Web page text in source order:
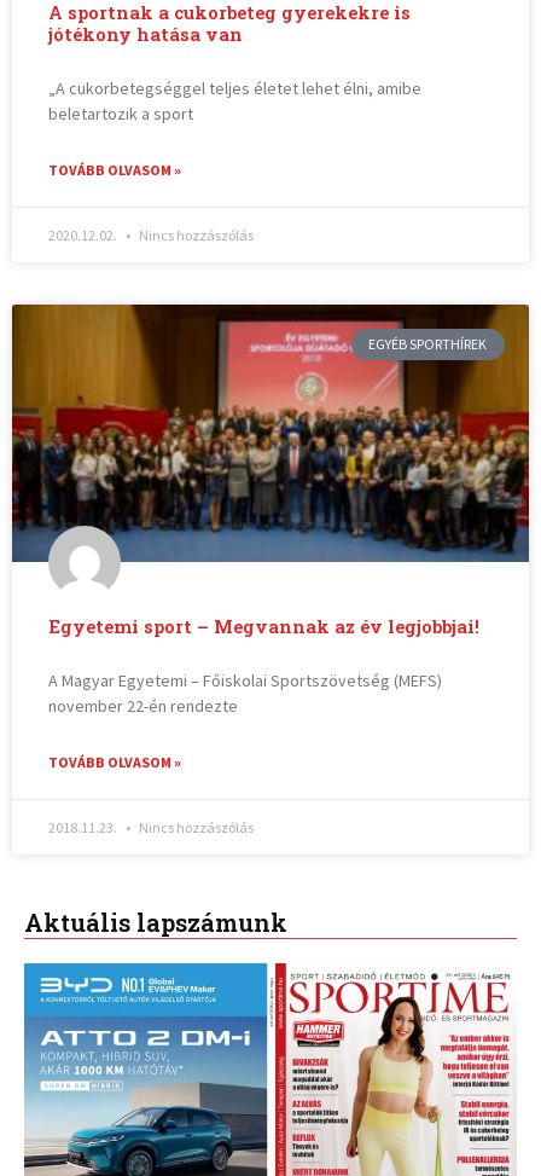
A sportnak a cukorbeteg gyerekekre is
jótékony hatása van
„A cukorbetegséggel teljes életet lehet élni, amibe
beletartozik a sport
TOVÁBB OLVASOM »
2020.12.02. Nincs hozzászólás
EGYÉB SPORTHÍREK
Egyetemi sport – Megvannak az év legjobbjai!
A Magyar Egyetemi – Főiskolai Sportszövetség (MEFS)
november 22-én rendezte
TOVÁBB OLVASOM »
2018.11.23. Nincs hozzászólás
Aktuális lapszámunk